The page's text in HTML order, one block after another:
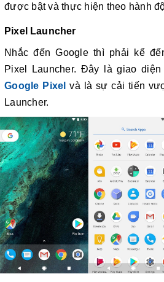
được bật và thực hiện theo hành
Pixel Launcher
Nhắc đến Google thì phải kể
Pixel Launcher. Đây là giao
Google Pixel và là sự cải tiến
Launcher.